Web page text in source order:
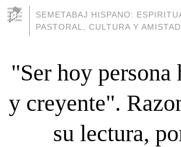
SEMETABAJ HISPANO:
PASTORAL, CULTURA Y AMISTAD.
"Ser hoy persona
y creyente".
su lectura,